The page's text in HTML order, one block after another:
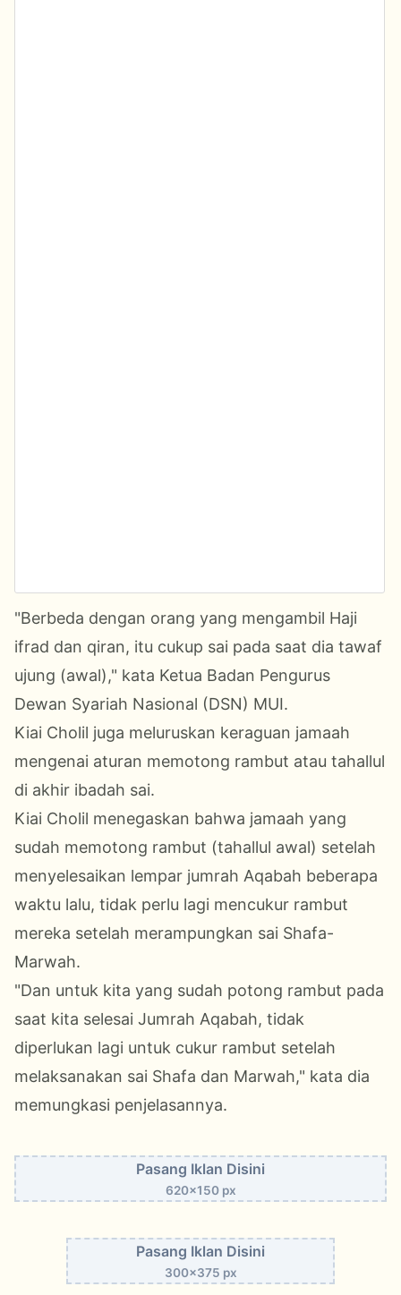
"Berbeda dengan orang yang mengambil Haji
ifrad dan qiran, itu cukup sai pada saat dia tawaf
ujung (awal)," kata Ketua Badan Pengurus
Dewan Syariah Nasional (DSN) MUI.
Kiai Cholil juga meluruskan keraguan jamaah
mengenai aturan memotong rambut atau tahallul
di akhir ibadah sai.
Kiai Cholil menegaskan bahwa jamaah yang
sudah memotong rambut (tahallul awal) setelah
menyelesaikan lempar jumrah Aqabah beberapa
waktu lalu, tidak perlu lagi mencukur rambut
mereka setelah merampungkan sai Shafa-
Marwah.
"Dan untuk kita yang sudah potong rambut pada
saat kita selesai Jumrah Aqabah, tidak
diperlukan lagi untuk cukur rambut setelah
melaksanakan sai Shafa dan Marwah," kata dia
memungkasi penjelasannya.
Pasang Iklan Disini
620x150 px
Pasang Iklan Disini
300x375 px